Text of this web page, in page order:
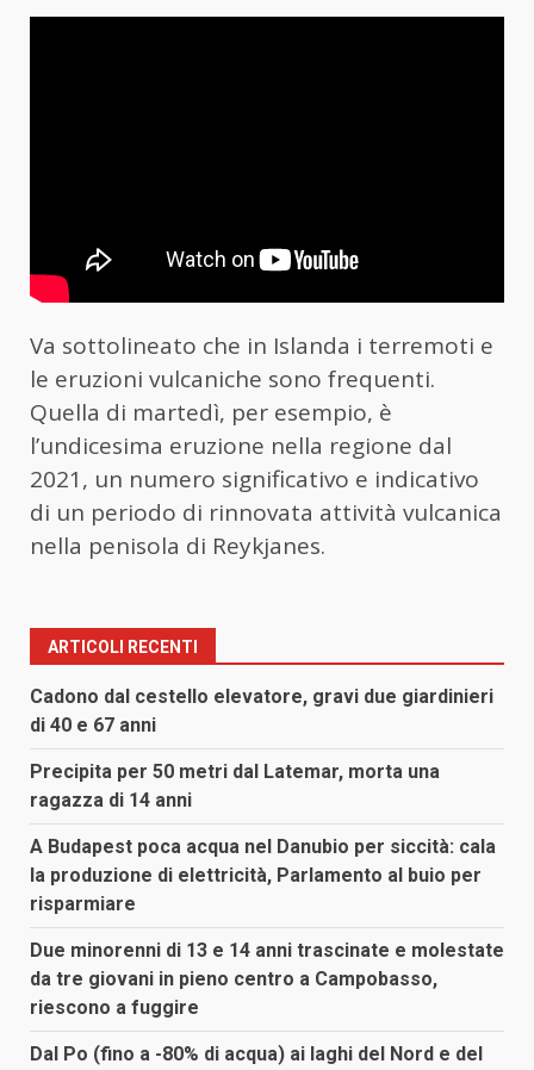
Va sottolineato che in Islanda i terremoti e
le eruzioni vulcaniche sono frequenti.
Quella di martedì, per esempio, è
l’undicesima eruzione nella regione dal
2021, un numero significativo e indicativo
di un periodo di rinnovata attività vulcanica
nella penisola di Reykjanes.
ARTICOLI RECENTI
Cadono dal cestello elevatore, gravi due giardinieri
di 40 e 67 anni
Precipita per 50 metri dal Latemar, morta una
ragazza di 14 anni
A Budapest poca acqua nel Danubio per siccità: cala
la produzione di elettricità, Parlamento al buio per
risparmiare
Due minorenni di 13 e 14 anni trascinate e molestate
da tre giovani in pieno centro a Campobasso,
riescono a fuggire
Dal Po (fino a -80% di acqua) ai laghi del Nord e del